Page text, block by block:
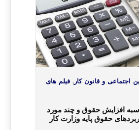
اجتماعی و قانون کار,فیلم های
افزایش حقوق و چند مورد
حقوق پایه وزارت کار